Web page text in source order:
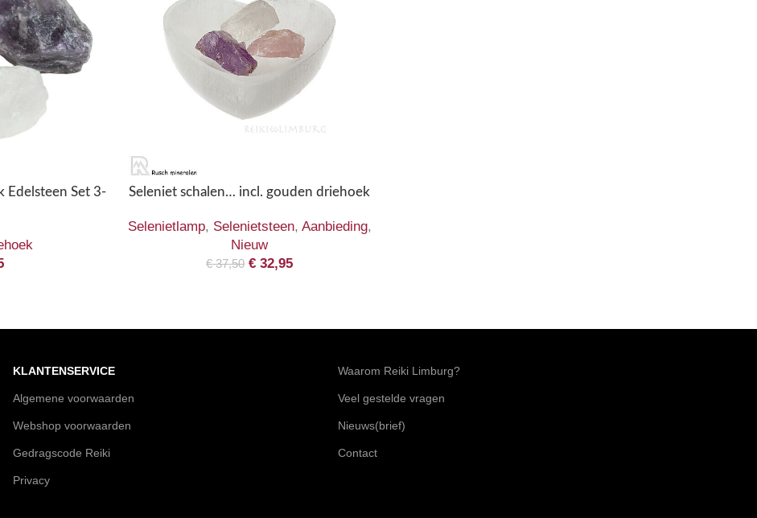
Edelsteen Set 3-
Seleniet schalen… incl. gouden driehoek
Selenietlamp, Selenietsteen, Aanbieding,
Nieuw
€37,50 € 32,95
KLANTENSERVICE
Algemene voorwaarden
Webshop voorwaarden
Gedragscode Reiki
Privacy
Waarom Reiki Limburg?
Veel gestelde vragen
Nieuws(brief)
Contact